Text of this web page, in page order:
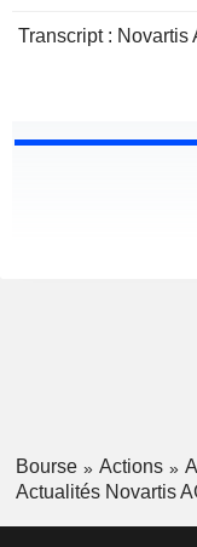
Transcript : Novartis
Bourse Actions
Actualités Novartis